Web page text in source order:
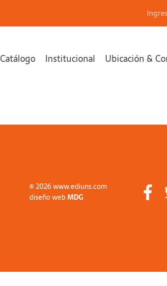
Catálogo Institucional Ubicación &
© 2026 www.ediuns.com
diseño webMDG